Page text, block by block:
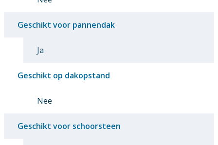
Geschikt voor pannendak
Ja
Geschikt op dakopstand
Nee
Geschikt voor schoorsteen